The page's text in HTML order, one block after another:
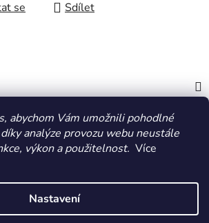
abychom Vám umožnili pohodlné
analýze provozu webu neustále
výkon a použitelnost. Více
Nastavení
se Sdílet
ZDE NAJDETE VÝDEJNÍ MÍSTO